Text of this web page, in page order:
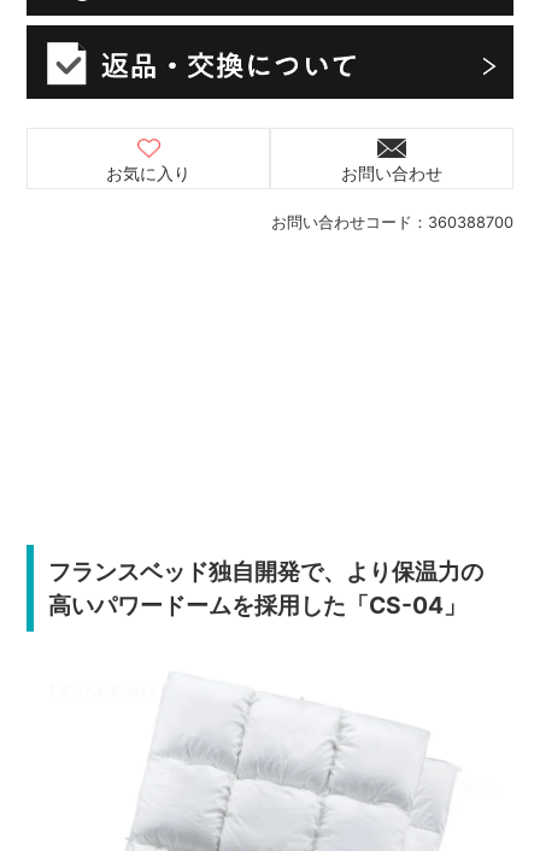
お問い合わせコード： 360388700
お気に入り お問い合わせ
フランスベッド独自開発で、より保温力の
高いパワードームを採用した「CS-04」